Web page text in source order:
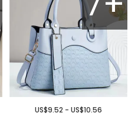
US$9.52 - US$10.56